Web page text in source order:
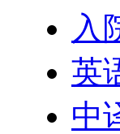
入
英
中